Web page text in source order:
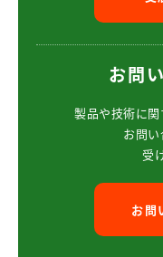
お問
製品や技術に
お問
受
お問